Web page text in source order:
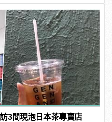
3間現泡日本茶專賣店